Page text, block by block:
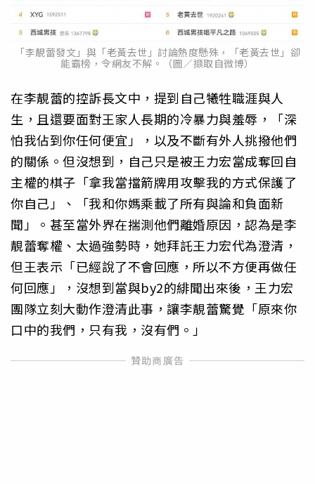
「李靚蕾發文」與「老黃去世」討論熱度懸殊，「老黃去世」卻
能霸榜，令網友不解。（圖／擷取自微博）
在李靚蕾的控訴長文中，提到自己犧牲職涯與人
生，且還要面對王家人長期的冷暴力與羞辱，「深
怕我佔到你任何便宜」，以及不斷有外人挑撥他們
的關係。但沒想到，自己只是被王力宏當成奪回自
主權的棋子「拿我當擋箭牌用攻擊我的方式保護了
你自己」、「我和你媽乘載了所有與論和負面新
聞」。甚至當外界在揣測他們離婚原因，認為是李
靚蕾奪權、太過強勢時，她拜託王力宏代為澄清，
但王表示「已經說了不會回應，所以不方便再做任
何回應」，沒想到當與by2的緋聞出來後，王力宏
團隊立刻大動作澄清此事，讓李靚蕾驚覺「原來你
口中的我們，只有我，沒有們。」